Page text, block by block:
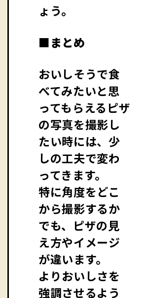
ょう。
■まとめ
おいしそうで食
べてみたいと思
ってもらえるピザ
の写真を撮影し
たい時には、少
しの工夫で変わ
ってきます。
特に角度をどこ
から撮影するか
でも、ピザの見
え方やイメージ
が違います。
よりおいしさを
強調させるよう